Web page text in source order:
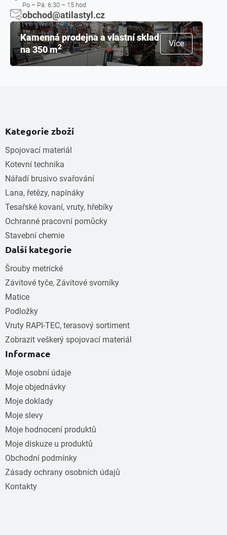
Po – Pá: 6:30 – 15 hod
obchod@atilastyl.cz
Kamenná prodejna a vlastní sklad
na 350 m2 Více
Kategorie zboží
Spojovací materiál
Kotevní technika
Nářadí brusivo svařování
Lana, řetězy, napínáky
Tesařské kovaní, vruty, hřebíky
Ochranné pracovní pomůcky
Stavební chemie
Další kategorie
Šrouby metrické
Závitové tyče, Závitové svorníky
Matice
Podložky
Vruty RAPI-TEC, terasový sortiment
Zobrazit veškerý spojovací materiál
Informace
Moje osobní údaje
Moje objednávky
Moje doklady
Moje slevy
Moje hodnocení produktů
Moje diskuze u produktů
Obchodní podmínky
Zásady ochrany osobních údajů
Kontakty